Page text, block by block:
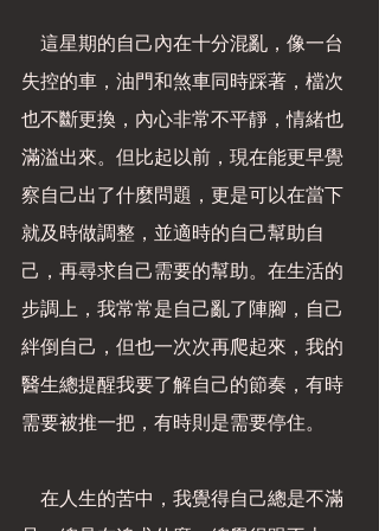
失控的車，油門和煞車同時踩著，檔次
也不斷更換，內心非常不平靜，情緒也
滿溢出來。但比起以前，現在能更早覺
察自己出了什麼問題，更是可以在當下
就及時做調整，並適時的自己幫助自
己，再尋求自己需要的幫助。在生活的
步調上，我常常是自己亂了陣腳，自己
絆倒自己，但也一次次再爬起來，我的
醫生總提醒我要了解自己的節奏，有時
需要被推一把，有時則是需要停住。